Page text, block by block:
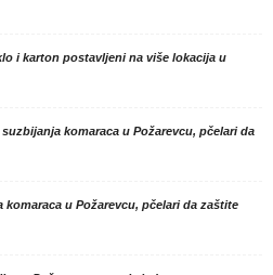
i karton postavljeni na više lokacija u
komaraca u Požarevcu, pčelari da
u Požarevcu, pčelari da zaštite